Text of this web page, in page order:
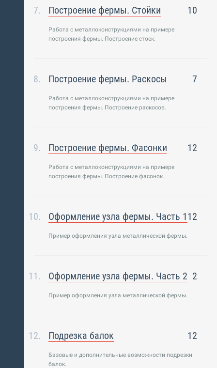
Построение фермы. Стойки 10
Работа с металлоконструкциями на примере
построения фермы. Построение стоек.
Построение фермы. Раскосы 7
Работа с металлоконструкциями на примере
построения фермы. Построение раскосов.
Построение фермы. Фасонки 12
Работа с металлоконструкциями на примере
построения фермы. Построение фасонок.
Оформление узла фермы. Часть 112
Пример оформления узла металлической фермы.
Оформление узла фермы. Часть 2 2
Пример оформления узла металлической фермы.
Подрезка балок 12
Базовые и дополнительные возможности подрезки
балок.